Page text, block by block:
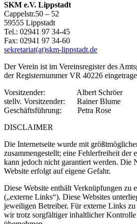
SKM e.V. Lippstadt
Cappelstr.50 – 52
59555 Lippstadt
Tel.: 02941 97 34-45
Fax: 02941 97 34-60
sekretariat(at)skm-lippstadt.de
Der Verein ist im Vereinsregister des
der Registernummer VR 40226
Vorsitzender: Albert Schröer
stellv. Vorsitzender: Rainer Blume
Geschäftsführung: Petra Rose
DISCLAIMER
Die Internetseite wurde mit
zusammengestellt; eine Fehlerfreiheit der
kann jedoch nicht garantiert werden. Die
Website erfolgt auf eigene Gefahr.
Diese Website enthält Verknüpfungen zu
(„externe Links“). Diese Websites
jeweiligen Betreiber. Für externe Links
wir trotz sorgfältiger inhaltlicher